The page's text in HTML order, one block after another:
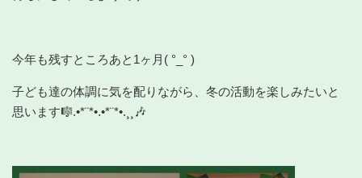
今年も残すところあと1ヶ月( °_° )
子ども達の体調に気を配りながら、冬の活動を楽しみたいと
思います🎼.•*¨*•.•*¨*•.¸¸🎶